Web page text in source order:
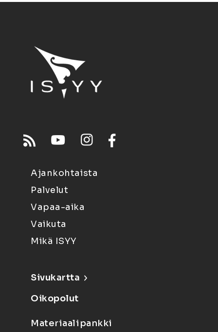
Ajankohtaista
Palvelut
Vapaa-aika
Vaikuta
Mikä ISYY
Sivukartta
Oikopolut
Materiaalipankki